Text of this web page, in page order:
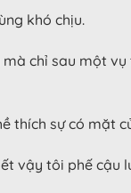
khó chịu.
chỉ sau một
thích sự có mặt
vậy tôi phế cậu